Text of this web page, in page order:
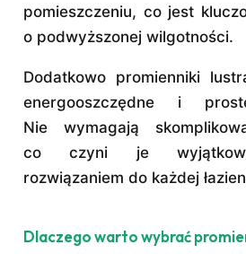
pomieszczeniu, co jest
o podwyższonej wilgotności.
Dodatkowo promienniki
energooszczędne i
Nie wymagają
co czyni je
rozwiązaniem do każdej
Dlaczego warto wybrać